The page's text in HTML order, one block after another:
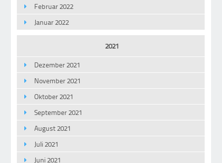
Februar 2022
Januar 2022
2021
Dezember 2021
November 2021
Oktober 2021
September 2021
August 2021
Juli 2021
Juni 2021